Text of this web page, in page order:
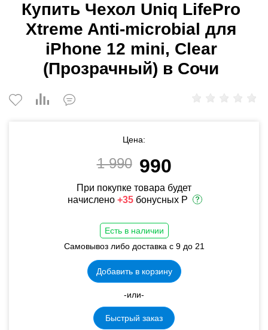
Купить Чехол Uniq LifePro
Xtreme Anti-microbial для
iPhone 12 mini, Clear
(Прозрачный) в Сочи
Цена:
1 990 990
При покупке товара будет
начислено +35бонусных Р
Есть в наличии
Самовывоз либо доставка с 9 до 21
Добавить в корзину
-или-
Быстрый заказ